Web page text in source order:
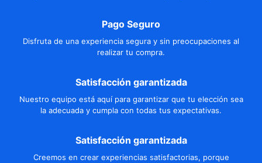
Pago Seguro
Disfruta de una experiencia segura y sin preocupaciones al
realizar tu compra.
Satisfacción garantizada
Nuestro equipo está aquí para garantizar que tu elección sea
la adecuada y cumpla con todas tus expectativas.
Satisfacción garantizada
Creemos en crear experiencias satisfactorias, porque